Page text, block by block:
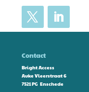
Contact
Bright Access
Auke Vleerstraat 6
7521 PG Enschede